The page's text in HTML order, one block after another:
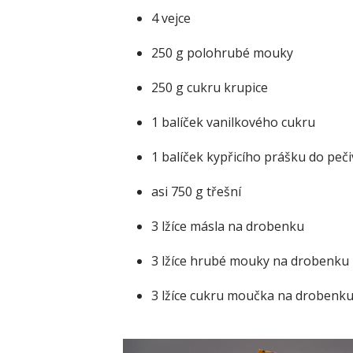
4 vejce
250 g polohrubé mouky
250 g cukru krupice
1 balíček vanilkového cukru
1 balíček kypřicího prášku do
asi 750 g třešní
3 lžíce másla na drobenku
3 lžíce hrubé mouky na drobenku
3 lžíce cukru moučka na drobenku